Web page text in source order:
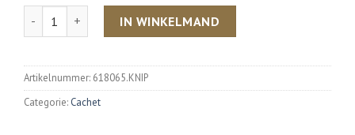
IN WINKELMAND
Artikelnummer: 618065.KNIP
Categorie: Cachet